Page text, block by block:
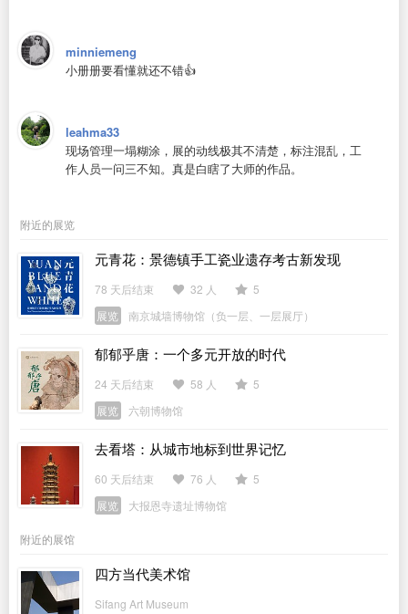
minniemeng
小册册要看懂就还不错👍
leahma33
现场管理一塌糊涂，展的动线极其不清楚，标注混乱，工
作人员一问三不知。真是白瞎了大师的作品。
附近的展览
元青花：景德镇手工瓷业遗存考古新发现
78 天后结束 32 人
5
展览
南京城墙博物馆（负一层、一层展厅）
郁郁乎唐：一个多元开放的时代
24 天后结束 58 人
5
展览
六朝博物馆
去看塔：从城市地标到世界记忆
60 天后结束 76 人
5
展览
大报恩寺遗址博物馆
附近的展馆
四方当代美术馆
Sifang Art Museum